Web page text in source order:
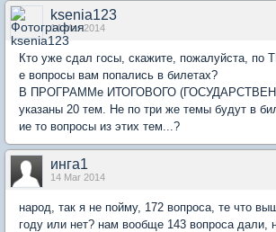
ksenia123
14 Mar 2014
Кто уже сдал госы, скажите, пожалуйста, по
е вопросы вам попались в билетах?
В ПРОГРАММе ИТОГОВОГО
указаны 20 тем. Не по три же темы будут в
ие то вопросы из этих тем...?
инга1
14 Mar 2014
народ, так я не пойму, 172 вопроса, те что
году или нет? нам вообще 143 вопроса дали,